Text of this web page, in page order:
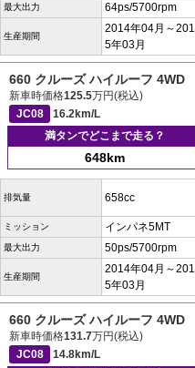
最大出力 64ps/5700rpm
生産期間
2014年04月～201
5年03月
660 クルーズ ハイルーフ 4WD
新車時価格125.5万円(税込)
JC08
16.2km/L
満タンでどこまで走る？
648km
排気量 658cc
ミッション インパネ5MT
最大出力 50ps/5700rpm
生産期間
2014年04月～201
5年03月
660 クルーズ ハイルーフ 4WD
新車時価格131.7万円(税込)
JC08
14.8km/L